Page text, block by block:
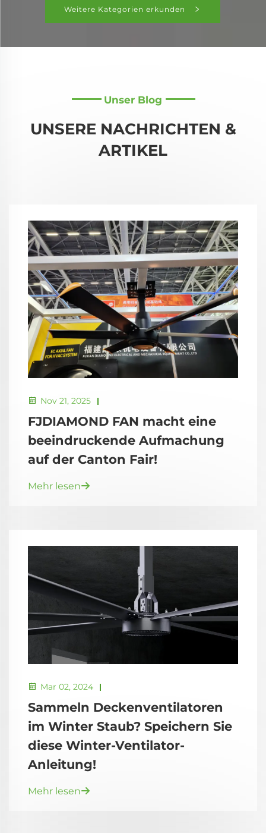
Weitere Kategorien erkunden
Unser Blog
UNSERE NACHRICHTEN &
ARTIKEL
Nov 21, 2025
FJDIAMOND FAN macht eine
beeindruckende Aufmachung
auf der Canton Fair!
Mehr lesen
Mar 02, 2024
Sammeln Deckenventilatoren
im Winter Staub? Speichern Sie
diese Winter-Ventilator-
Anleitung!
Mehr lesen